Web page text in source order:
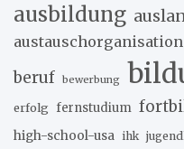
ausbildung
austauschorganisation
beruf bewerbung
erfolg fernstudium
high-school-usa ihk